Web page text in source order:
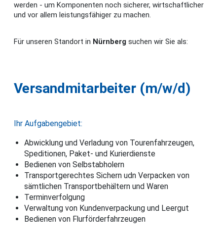
werden - um Komponenten noch sicherer, wirtschaftlicher
und vor allem leistungsfähiger zu machen.
Für unseren Standort in Nürnberg suchen wir Sie als:
Versandmitarbeiter (m/w/d)
Ihr Aufgabengebiet:
Abwicklung und Verladung von Tourenfahrzeugen,
Speditionen, Paket- und Kurierdienste
Bedienen von Selbstabholern
Transportgerechtes Sichern udn Verpacken von
sämtlichen Transportbehältern und Waren
Terminverfolgung
Verwaltung von Kundenverpackung und Leergut
Bedienen von Flurförderfahrzeugen